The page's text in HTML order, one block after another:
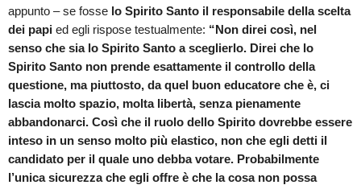
appunto – se fosse lo Spirito Santo il responsabile della scelta
dei papi ed egli rispose testualmente: “Non direi così, nel
senso che sia lo Spirito Santo a sceglierlo. Direi che lo
Spirito Santo non prende esattamente il controllo della
questione, ma piuttosto, da quel buon educatore che è, ci
lascia molto spazio, molta libertà, senza pienamente
abbandonarci. Così che il ruolo dello Spirito dovrebbe essere
inteso in un senso molto più elastico, non che egli detti il
candidato per il quale uno debba votare. Probabilmente
l’unica sicurezza che egli offre è che la cosa non possa